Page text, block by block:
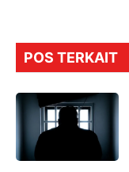
POS TERKAIT